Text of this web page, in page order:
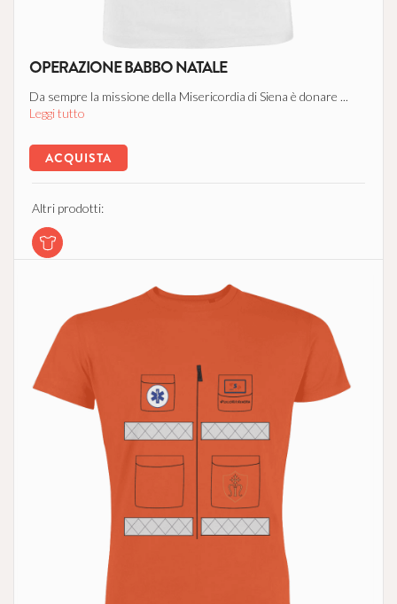
OPERAZIONE BABBO NATALE
Da sempre la missione della Misericordia di Siena è donare ...
Leggi tutto
ACQUISTA
Altri prodotti: